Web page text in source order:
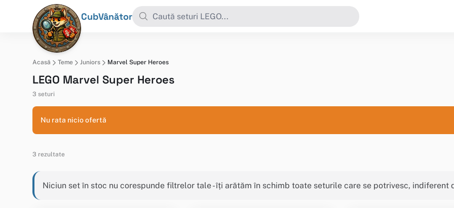
CubVânător
Acasă Teme Juniors Marvel Super Heroes
LEGO Marvel Super Heroes
3 seturi
Nu rata nicio ofertă
3 rezultate
Niciun set în stoc nu corespunde filtrelor tale - îți arătăm în schimb toate seturile care se potrivesc, indiferent